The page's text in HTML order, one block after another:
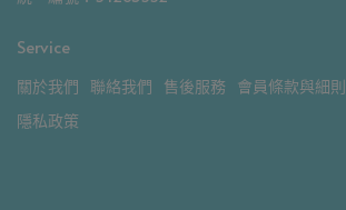
Service
關於我們 聯絡我們 售後服務 會員條款與細則
隱私政策